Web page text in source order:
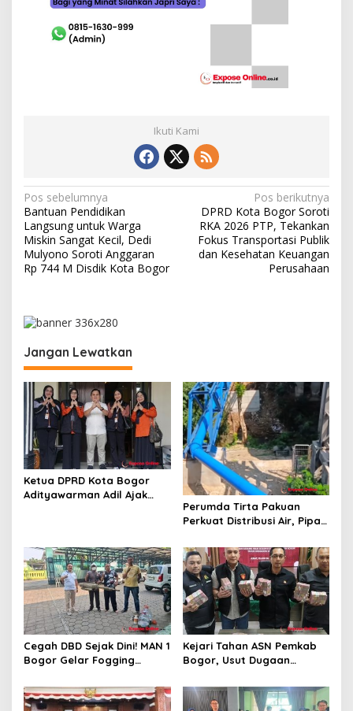
Ikuti Kami
N
a
v
i
a
s
i
p
o
s
Pos sebelumnya
Bantuan Pendidikan
Langsung untuk Warga
Miskin Sangat Kecil, Dedi
Mulyono Soroti Anggaran
Rp 744 M Disdik Kota Bogor
Pos berikutnya
DPRD Kota Bogor Soroti
RKA 2026 PTP, Tekankan
Fokus Transportasi Publik
dan Kesehatan Keuangan
Perusahaan
Jangan Lewatkan
Ketua DPRD Kota Bogor
Adityawarman Adil Ajak
Perumda Tirta Pakuan
Perkuat Distribusi Air, Pipa
Beroperasi
Cegah DBD Sejak Dini! MAN 1
Bogor Gelar Fogging
Belajar yang Aman
Kejari Tahan ASN Pemkab
Bogor, Usut Dugaan
Utara Rp93 Miliar